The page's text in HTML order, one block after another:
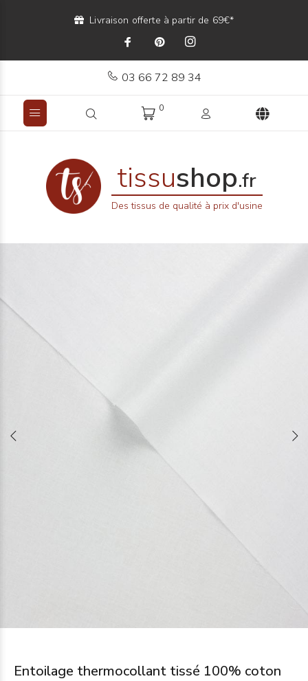
Livraison offerte à partir de 69€*
03 66 72 89 34
0
tissushop.fr
Des tissus de qualité à prix d'usine
Entoilage thermocollant tissé 100% coton